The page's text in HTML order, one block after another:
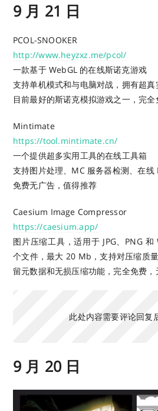
9 月 21 日
PCOL-SNOOKER
http://www.heyzxz.me/pcol/
一款基于 WebGL 的在线斯诺克游戏
支持单机模式和与电脑对战，拥有超
目前最好的斯诺克模拟游戏之一，完
Mintimate
https://tool.mintimate.cn/
一个提供超多实用工具的在线工具箱
支持图片处理、MC 服务器检测、在
免费无广告，值得推荐
Caesium Image Compressor
https://caesium.app/
图片压缩工具，适用于 JPG、PNG
个文件，最大 20 Mb，支持对压缩质
留元数据和无损压缩功能，完全免费，
此处内容需要评论回复
9 月 20 日